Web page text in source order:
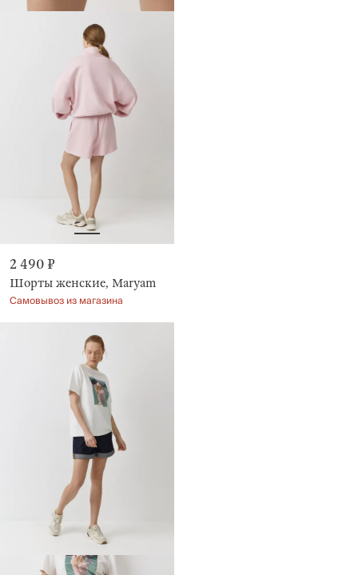
2 490 ₽
Шорты женские, Maryam
Самовывоз из магазина